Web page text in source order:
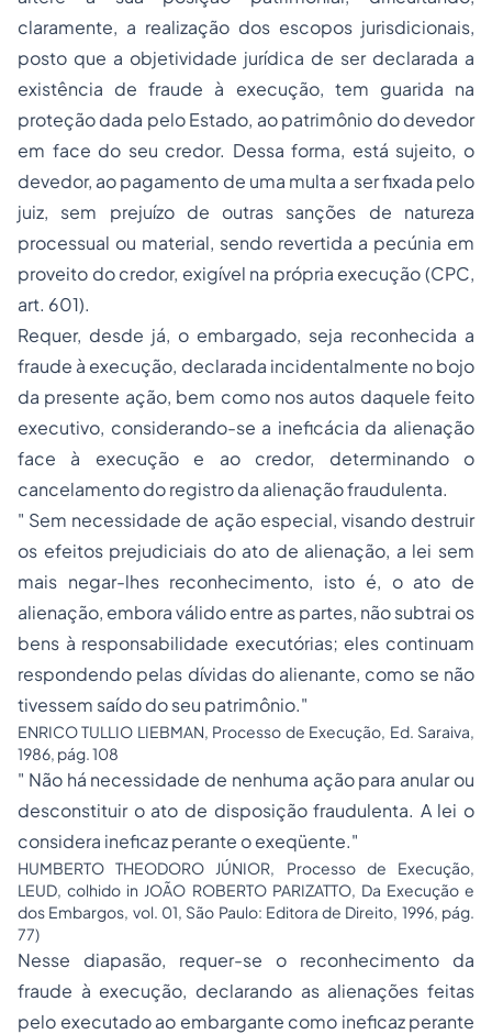
claramente, a realização dos escopos jurisdicionais,
posto que a objetividade jurídica de ser declarada a
existência de fraude à execução, tem guarida na
proteção dada pelo Estado, ao patrimônio do devedor
em face do seu credor. Dessa forma, está sujeito, o
devedor, ao pagamento de uma multa a ser fixada pelo
juiz, sem prejuízo de outras sanções de natureza
processual ou material, sendo revertida a pecúnia em
proveito do credor, exigível na própria execução (CPC,
art. 601).
Requer, desde já, o embargado, seja reconhecida a
fraude à execução, declarada incidentalmente no bojo
da presente ação, bem como nos autos daquele feito
executivo, considerando-se a ineficácia da alienação
face à execução e ao credor, determinando o
cancelamento do registro da alienação fraudulenta.
" Sem necessidade de ação especial, visando destruir
os efeitos prejudiciais do ato de alienação, a lei sem
mais negar-lhes reconhecimento, isto é, o ato de
alienação, embora válido entre as partes, não subtrai os
bens à responsabilidade executórias; eles continuam
respondendo pelas dívidas do alienante, como se não
tivessem saído do seu patrimônio."
ENRICO TULLIO LIEBMAN, Processo de Execução, Ed. Saraiva,
1986, pág. 108
" Não há necessidade de nenhuma ação para anular ou
desconstituir o ato de disposição fraudulenta. A lei o
considera ineficaz perante o exeqüente."
HUMBERTO THEODORO JÚNIOR, Processo de Execução,
LEUD, colhido in JOÃO ROBERTO PARIZATTO, Da Execução e
dos Embargos, vol. 01, São Paulo: Editora de Direito, 1996, pág.
77)
Nesse diapasão, requer-se o reconhecimento da
fraude à execução, declarando as alienações feitas
pelo executado ao embargante como ineficaz perante